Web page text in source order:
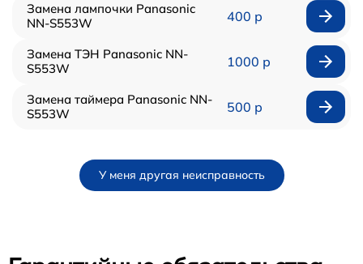
Замена лампочки Panasonic
NN-S553W
400 р
Замена ТЭН Panasonic NN-
S553W
1000 р
Замена таймера Panasonic NN-
S553W
500 р
У меня другая неисправность